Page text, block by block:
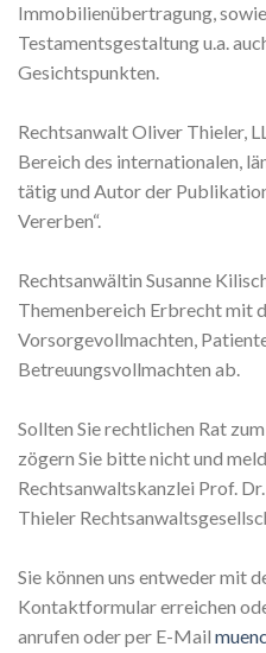
Immobilienübertragung,
Testamentsgestaltung u.a.
Gesichtspunkten.
Rechtsanwalt Oliver Thieler,
Bereich des internationalen,
tätig und Autor der
Vererben“.
Rechtsanwältin Susanne
Themenbereich Erbrecht mit
Vorsorgevollmachten,
Betreuungsvollmachten ab.
Sollten Sie rechtlichen Rat
zögern Sie bitte nicht und
Rechtsanwaltskanzlei Prof.
Thieler
Sie können uns entweder mit
Kontaktformular erreichen
anrufen oder per E-Mail